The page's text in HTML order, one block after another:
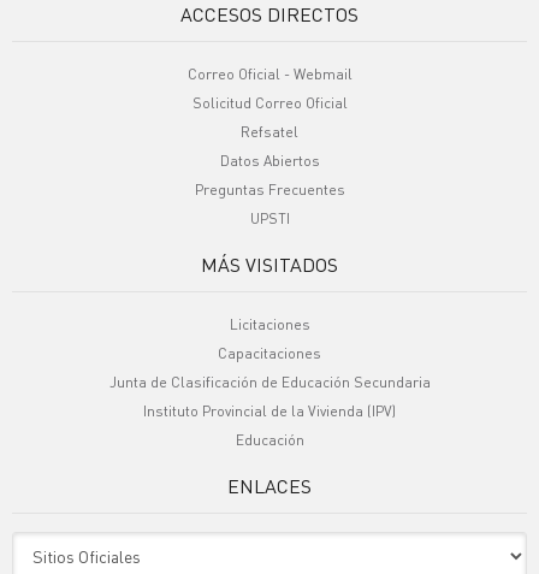
ACCESOS DIRECTOS
Correo Oficial - Webmail
Solicitud Correo Oficial
Refsatel
Datos Abiertos
Preguntas Frecuentes
UPSTI
MÁS VISITADOS
Licitaciones
Capacitaciones
Junta de Clasificación de Educación Secundaria
Instituto Provincial de la Vivienda (IPV)
Educación
ENLACES